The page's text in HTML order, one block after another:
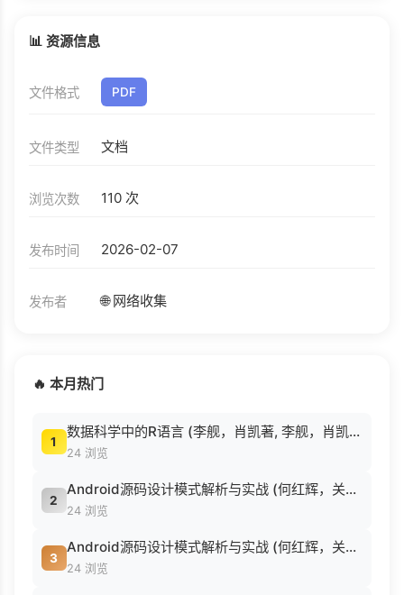
📊 资源信息
文件格式 PDF
文件类型 文档
浏览次数 110 次
发布时间 2026-02-07
发布者 🌐 网络收集
🔥 本月热门
1
数据科学中的R语言 (李舰，肖凯著, 李舰，肖凯著；吴喜之审校, Pdg2Pic).pdf
24 浏览
2
Android源码设计模式解析与实战 (何红辉，关爱民著, 何红辉, 关爱民著, 何红辉, 关爱民).pdf
24 浏览
3
Android源码设计模式解析与实战 (何红辉，关爱民著, 何红辉, 关爱民著, 何红辉, 关爱民).pdf
24 浏览